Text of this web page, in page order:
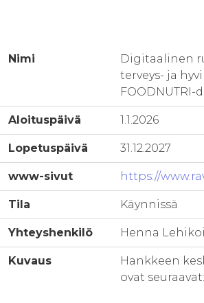
Nimi
Digitaalinen
terveys- ja
FOODNUTRI-
Aloituspäivä 1.1.2026
Lopetuspäivä 31.12.2027
www-sivut https://
Tila Käynnissä
Yhteyshenkilö Henna
Kuvaus
Hankkeen
ovat seuraavat: